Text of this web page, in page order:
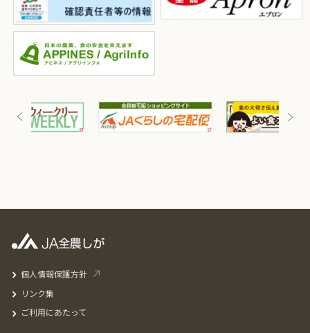
個人情報保護方針
リンク集
ご利用にあたって